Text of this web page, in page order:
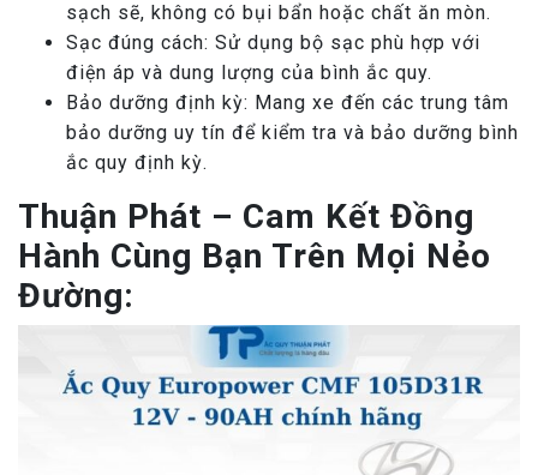
sạch sẽ, không có bụi bẩn hoặc chất ăn mòn.
Sạc đúng cách: Sử dụng bộ sạc phù hợp với
điện áp và dung lượng của bình ắc quy.
Bảo dưỡng định kỳ: Mang xe đến các trung tâm
bảo dưỡng uy tín để kiểm tra và bảo dưỡng bình
ắc quy định kỳ.
Thuận Phát – Cam Kết Đồng
Hành Cùng Bạn Trên Mọi Nẻo
Đường: